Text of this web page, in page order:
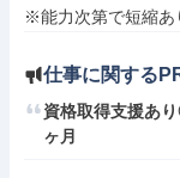
仕事に関する
資格取得支援あ
ヶ月